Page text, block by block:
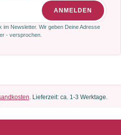
ANMELDEN
im Newsletter. Wir geben Deine Adresse
- versprochen.
. Lieferzeit: ca. 1-3 Werktage.